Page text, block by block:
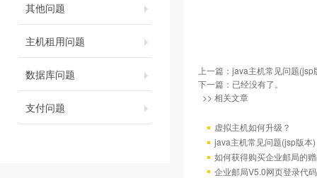
其他问题
主机租用问题
数据库问题
支付问题
上一篇： java主机常见问题(jsp
下一篇：已经没有了。
>> 相关文章
虚拟主机如何升级？
java主机常见问题(jsp版本)
如何获得购买企业邮局的
企业邮局V5.0网页登录代码